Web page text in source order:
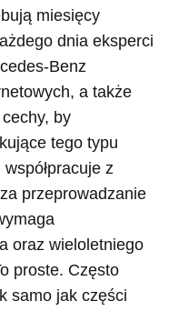
miesięcy
dnia eksperci
Benz
a także
by
tego typu
z
przeprowadzanie
oraz wieloletniego
proste. Często
samo jak części